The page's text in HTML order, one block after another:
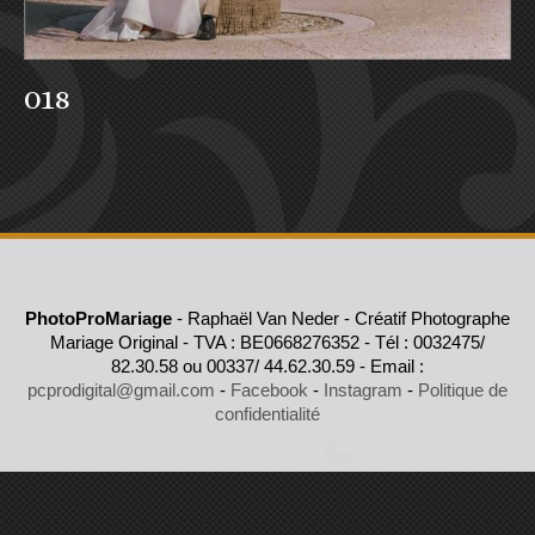
018
PhotoProMariage - Raphaël Van Neder - Créatif Photographe
Mariage Original - TVA : BE0668276352 - Tél : 0032475/
82.30.58 ou 00337/ 44.62.30.59 - Email :
pcprodigital@gmail.com - Facebook - Instagram - Politique de
confidentialité